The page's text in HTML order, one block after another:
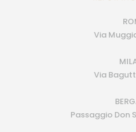
Via
Via
Passaggio Don